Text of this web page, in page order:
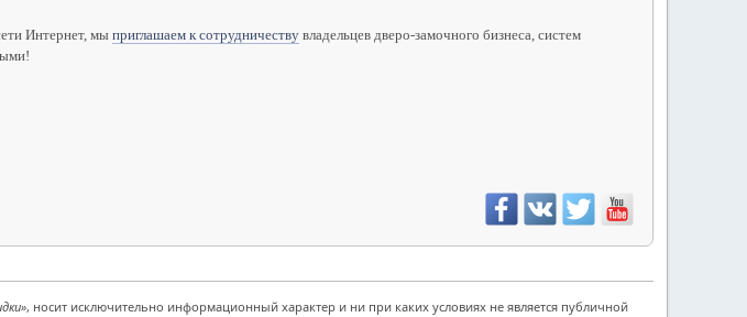
Интернет, мы приглашаем к сотрудничеству владельцев дверо-замочного бизнеса, систем
, носит исключительно информационный характер и ни при каких условиях не является публичной